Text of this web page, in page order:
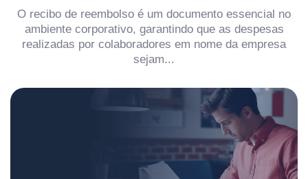
O recibo de reembolso é um documento essencial no
ambiente corporativo, garantindo que as despesas
realizadas por colaboradores em nome da empresa
sejam...